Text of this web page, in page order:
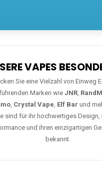
VAPES
Sie eine Vielzahl von Einweg
Marken wieJNR, RandM
, Crystal Vape, Elf Bar und
sind für ihr hochwertiges Design,
und ihren einzigartigen
bekannt.